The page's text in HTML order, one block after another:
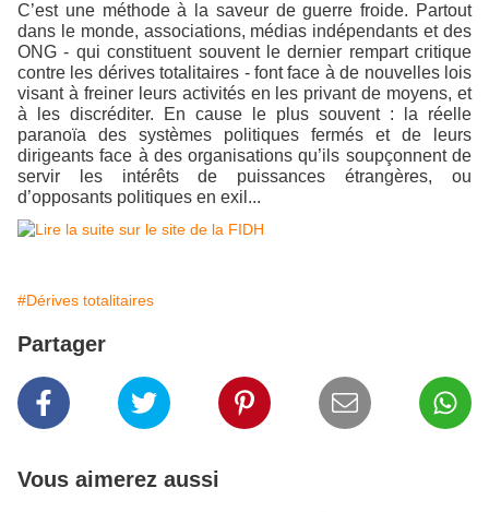
C’est une méthode à la saveur de guerre froide. Partout
dans le monde, associations, médias indépendants et des
ONG - qui constituent souvent le dernier rempart critique
contre les dérives totalitaires - font face à de nouvelles lois
visant à freiner leurs activités en les privant de moyens, et
à les discréditer. En cause le plus souvent : la réelle
paranoïa des systèmes politiques fermés et de leurs
dirigeants face à des organisations qu’ils soupçonnent de
servir les intérêts de puissances étrangères, ou
d’opposants politiques en exil...
#Dérives totalitaires
Partager
Vous aimerez aussi